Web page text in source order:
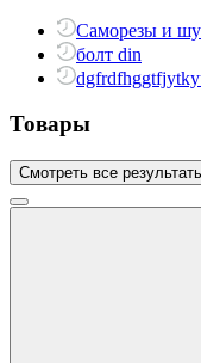
Саморезы и
болт din
Товары
Смотреть все